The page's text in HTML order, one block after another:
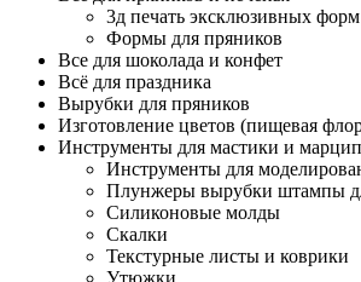
3д печать эксклюзивных
Формы для пряников
Все для шоколада и конфет
Всё для праздника
Вырубки для пряников
Изготовление цветов (пищевая
Инструменты для мастики и
Инструменты для
Плунжеры вырубки штампы
Силиконовые молды
Скалки
Текстурные листы и коврики
Утюжки